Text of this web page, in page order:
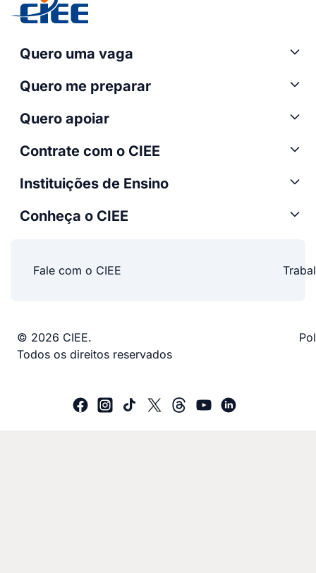
Quero uma vaga
Quero me preparar
Quero apoiar
Contrate com o CIEE
Instituições de Ensino
Conheça o CIEE
Fale com o CIEE
© 2026 CIEE.
Todos os direitos reservados